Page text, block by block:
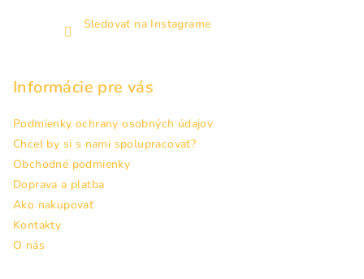
Sledovať na Instagrame
Informácie pre vás
Podmienky ochrany osobných údajov
Chcel by si s nami spolupracovať?
Obchodné podmienky
Doprava a platba
Ako nakupovať
Kontakty
O nás